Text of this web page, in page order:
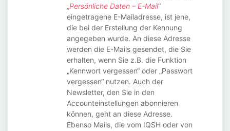
„Persönliche Daten – E-Mail“
eingetragene E-Mailadresse, ist jene,
die bei der Erstellung der Kennung
angegeben wurde. An diese Adresse
werden die E-Mails gesendet, die Sie
erhalten, wenn Sie z.B. die Funktion
„Kennwort vergessen“ oder „Passwort
vergessen“ nutzen. Auch der
Newsletter, den Sie in den
Accounteinstellungen abonnieren
können, geht an diese Adresse.
Ebenso Mails, die vom IQSH oder von